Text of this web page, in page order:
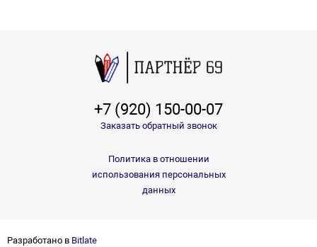
+7 (920) 150-00-07
Заказать обратный звонок
Политика в отношении
использования персональных
данных
Разработано в Bitlate